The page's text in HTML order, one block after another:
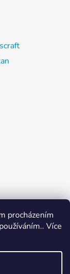
procházením
Více